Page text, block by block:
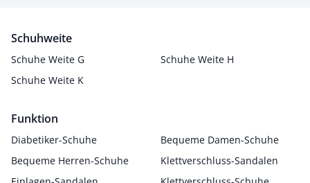
Schuhweite
Schuhe Weite G
Schuhe Weite H
Schuhe Weite K
Funktion
Diabetiker-Schuhe
Bequeme Damen-Schuhe
Bequeme Herren-Schuhe
Klettverschluss-Sandalen